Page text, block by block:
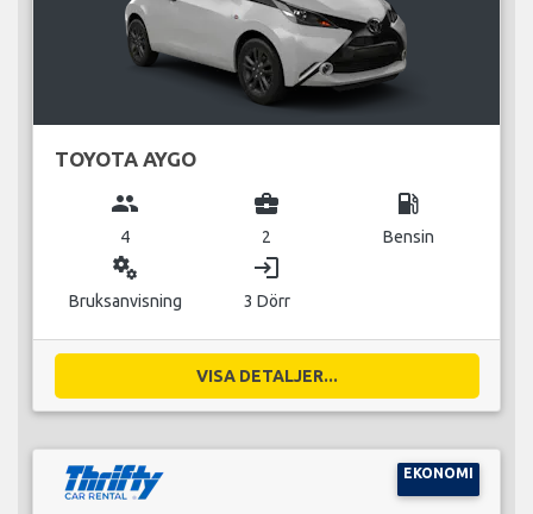
TOYOTA AYGO
group
4
business_center
2
local_gas_station
Bensin
miscellaneous_services
Bruksanvisning
login
3 Dörr
VISA DETALJER...
EKONOMI